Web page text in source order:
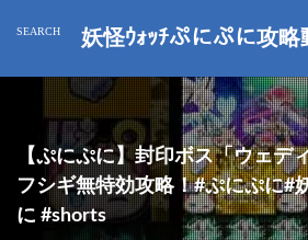
妖怪ｳｫｯﾁぷにぷに攻略
【ぷにぷに】封印ボス「ウェデ
フシギ無特効攻略！#ぷにぷに#
に #shorts